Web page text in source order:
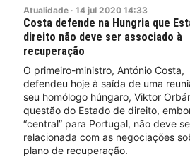
Atualidade · 14 jul 2020 14:33
Costa defende na Hungria que
direito não deve ser associado à
recuperação
O primeiro-ministro, António Costa,
defendeu hoje à saída de uma
seu homólogo húngaro, Viktor
questão do Estado de direito,
“central” para Portugal, não deve
relacionada com as negociações
plano de recuperação.